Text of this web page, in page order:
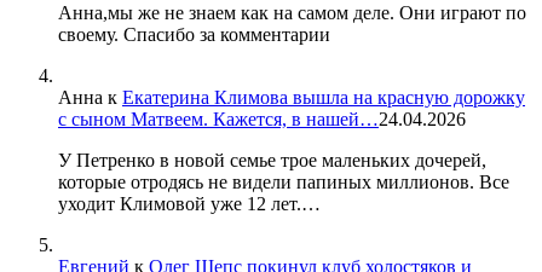
Анна,мы же не знаем как на самом деле. Они играют по
своему. Спасибо за комментарии
Анна к Екатерина Климова вышла на красную дорожку
с сыном Матвеем. Кажется, в нашей…24.04.2026
У Петренко в новой семье трое маленьких дочерей,
которые отродясь не видели папиных миллионов. Все
уходит Климовой уже 12 лет.…
Евгений к Олег Шепс покинул клуб холостяков и